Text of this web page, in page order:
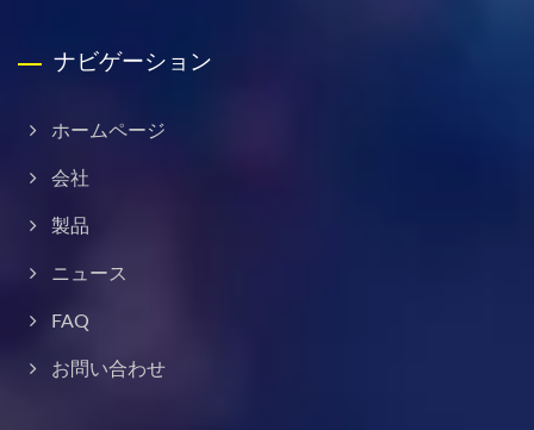
ナビゲーション
ホームページ
会社
製品
ニュース
FAQ
お問い合わせ